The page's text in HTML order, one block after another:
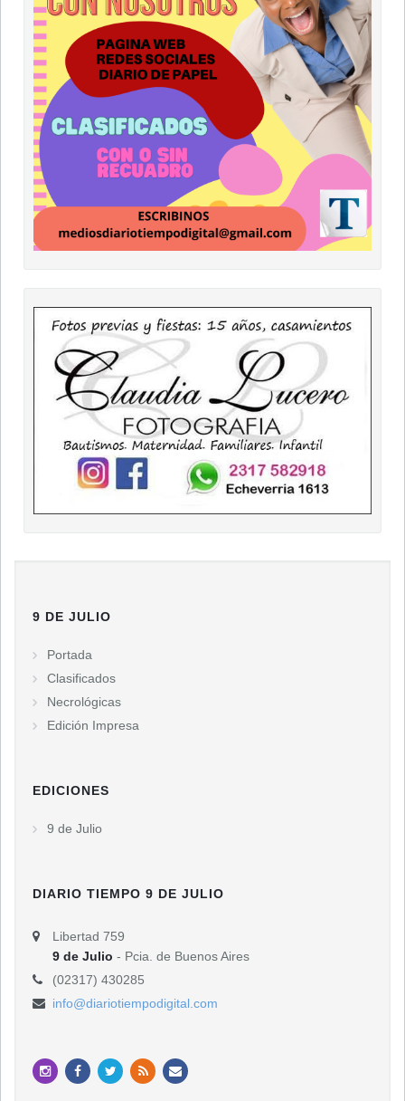
9 DE JULIO
Portada
Clasificados
Necrológicas
Edición Impresa
EDICIONES
9 de Julio
DIARIO TIEMPO 9 DE JULIO
Libertad 759
9 de Julio - Pcia. de Buenos Aires
(02317) 430285
info@diariotiempodigital.com